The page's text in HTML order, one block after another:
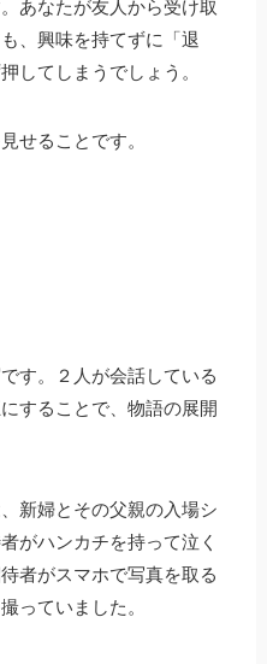
あなたが友人から受け取
、興味を持てずに「退
してしまうでしょう。
せることです。
す。２人が会話している
することで、物語の展開
新婦とその父親の入場シ
がハンカチを持って泣く
者がスマホで写真を取る
っていました。